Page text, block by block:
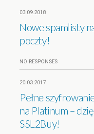
03.09.2018
Nowe spamlisty
poczty!
NO RESPONSES
20.03.2017
Pełne
na Platinum –
SSL2Buy!